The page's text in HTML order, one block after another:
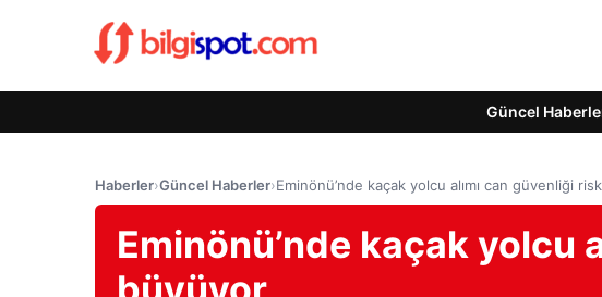
Güncel
Haberler›Güncel Haberler›Eminönü’nde kaçak yolcu alımı can güvenliği
Eminönü’nde kaçak yolcu